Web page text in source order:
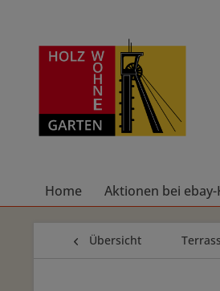
Home Aktionen bei
Übersicht